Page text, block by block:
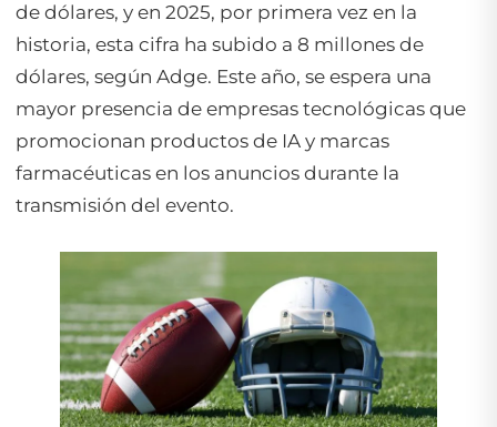
de dólares, y en 2025, por primera vez en la
historia, esta cifra ha subido a 8 millones de
dólares, según Adge. Este año, se espera una
mayor presencia de empresas tecnológicas que
promocionan productos de IA y marcas
farmacéuticas en los anuncios durante la
transmisión del evento.